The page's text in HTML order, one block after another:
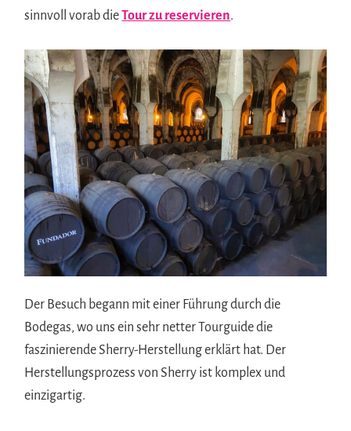
sinnvoll vorab dieTour zu reservieren.
Der Besuch begann mit einer Führung durch die
Bodegas, wo uns ein sehr netter Tourguide die
faszinierende Sherry-Herstellung erklärt hat. Der
Herstellungsprozess von Sherry ist komplex und
einzigartig.